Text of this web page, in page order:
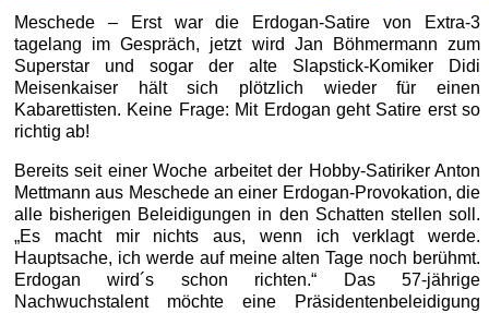
Meschede – Erst war die Erdogan-Satire von Extra-3
tagelang im Gespräch, jetzt wird Jan Böhmermann zum
Superstar und sogar der alte Slapstick-Komiker Didi
Meisenkaiser hält sich plötzlich wieder für einen
Kabarettisten. Keine Frage: Mit Erdogan geht Satire erst so
richtig ab!
Bereits seit einer Woche arbeitet der Hobby-Satiriker Anton
Mettmann aus Meschede an einer Erdogan-Provokation, die
alle bisherigen Beleidigungen in den Schatten stellen soll.
„Es macht mir nichts aus, wenn ich verklagt werde.
Hauptsache, ich werde auf meine alten Tage noch berühmt.
Erdogan wird´s schon richten.“ Das 57-jährige
Nachwuchstalent möchte eine Präsidentenbeleidigung